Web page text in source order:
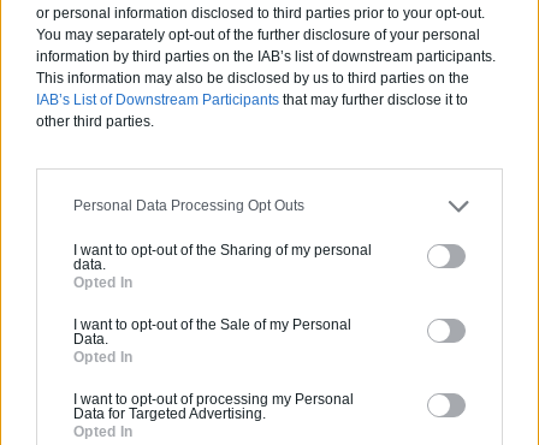
or personal information disclosed to third parties prior to your opt-out.
You may separately opt-out of the further disclosure of your personal
information by third parties on the IAB’s list of downstream participants.
This information may also be disclosed by us to third parties on the
IAB’s List of Downstream Participants that may further disclose it to
other third parties.
Personal Data Processing Opt Outs
I want to opt-out of the Sharing of my personal
data.
Opted In
I want to opt-out of the Sale of my Personal
Data.
Opted In
I want to opt-out of processing my Personal
Data for Targeted Advertising.
Opted In
Articles récents
Jardin devant la maison : Top 5
des conseils d’aménagement
Comment choisir un claustra pour
Comment aménager l’entrée
Canicule et fortes chaleurs : quels
conseils pour garder sa maison au